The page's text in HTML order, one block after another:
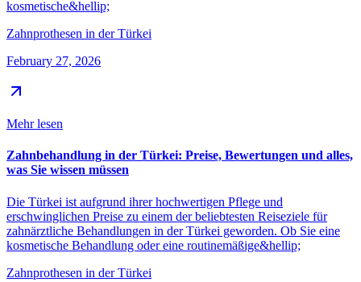
kosmetische&hellip;
Zahnprothesen in der Türkei
February 27, 2026
Mehr lesen
Zahnbehandlung in der Türkei: Preise, Bewertungen und alles,
was Sie wissen müssen
Die Türkei ist aufgrund ihrer hochwertigen Pflege und
erschwinglichen Preise zu einem der beliebtesten Reiseziele für
zahnärztliche Behandlungen in der Türkei geworden. Ob Sie eine
kosmetische Behandlung oder eine routinemäßige&hellip;
Zahnprothesen in der Türkei